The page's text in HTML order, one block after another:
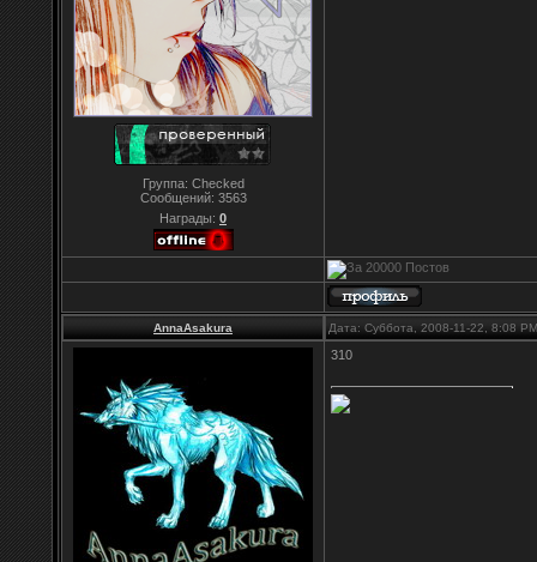
Группа: Checked
Сообщений: 3563
Награды: 0
AnnaAsakura Дата: Суббота, 2008-11-22, 8:08
310